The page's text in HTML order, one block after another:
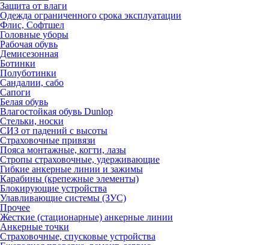
Защита от влаги
Одежда ограниченного срока эксплуатации
Флиc, Софтшел
Головные уборы
Рабочая обувь
Демисезонная
Ботинки
Полуботинки
Сандалии, сабо
Сапоги
Белая обувь
Влагостойкая обувь Dunlop
Стельки, носки
СИЗ от падений с высоты
Страховочные привязи
Пояса монтажные, когти, лазы
Стропы страховочные, удерживающие
Гибкие анкерные линии и зажимы
Карабины (крепежные элементы)
Блокирующие устройства
Улавливающие системы (ЗУС)
Прочее
Жесткие (стационарные) анкерные линии
Анкерные точки
Страховочные, спусковые устройства